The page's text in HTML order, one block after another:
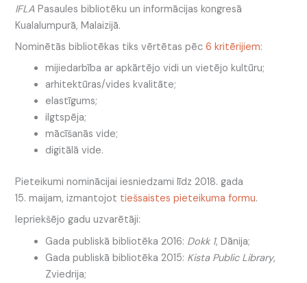
IFLA Pasaules bibliotēku un informācijas kongresā
Kualalumpurā, Malaizijā.
Nominētās bibliotēkas tiks vērtētas pēc6 kritērijiem:
mijiedarbība ar apkārtējo vidi un vietējo kultūru;
arhitektūras/vides kvalitāte;
elastīgums;
ilgtspēja;
mācīšanās vide;
digitālā vide.
Pieteikumi nominācijai iesniedzami līdz 2018. gada
15. maijam, izmantojot tiešsaistes pieteikuma formu.
Iepriekšējo gadu uzvarētāji:
Gada publiskā bibliotēka 2016: Dokk 1, Dānija;
Gada publiskā bibliotēka 2015: Kista Public Library,
Zviedrija;